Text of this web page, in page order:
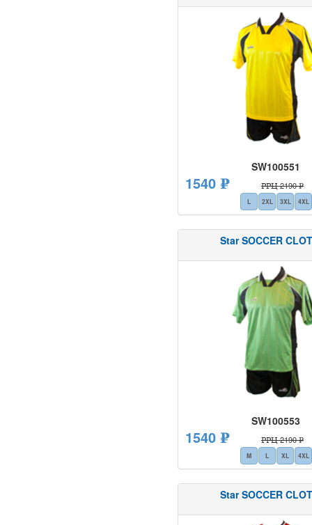
SW100551
1540 ₽ РРЦ 2190 ₽
L 2XL 3XL 4XL
Star SOCCER
SW100553
1540 ₽ РРЦ 2190 ₽
M L XL 4XL
Star SOCCER